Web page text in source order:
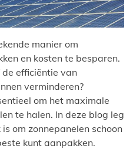
manier om
en kosten te besparen.
efficiëntie van
verminderen?
om het maximale
te halen. In deze blog leg
om zonnepanelen schoon
kunt aanpakken.